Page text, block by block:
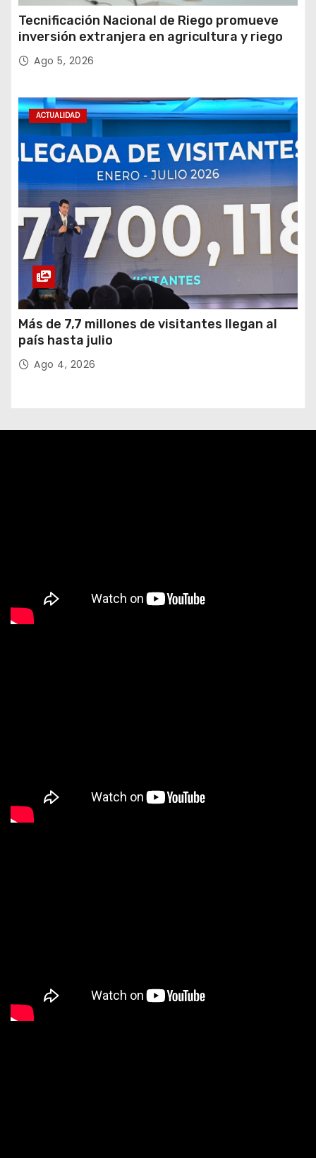
Tecnificación Nacional de Riego promueve
inversión extranjera en agricultura y riego
Ago 5, 2026
ACTUALIDAD
Más de 7,7 millones de visitantes llegan al
país hasta julio
Ago 4, 2026